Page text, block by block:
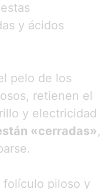
y ácidos
pelo de los
retienen el
y electricidad
«cerradas»,
folículo piloso y